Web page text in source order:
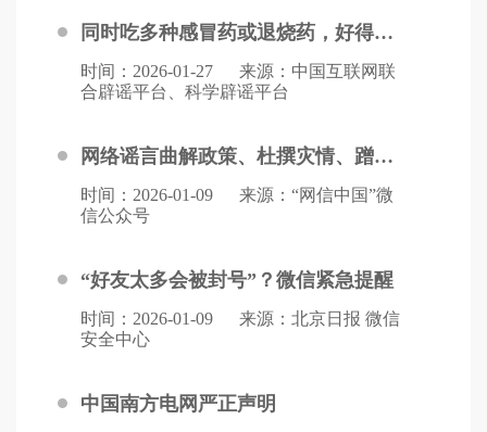
同时吃多种感冒药或退烧药，好得快？长期吃降压药会伤肾？2025年12月科学领域流言榜→
时间：2026-01-27
来源：中国互联网联
合辟谣平台、科学辟谣平台
网络谣言曲解政策、杜撰灾情、蹭炒民生热点 多部门联动辟谣护清朗
时间：2026-01-09
来源：“网信中国”微
信公众号
“好友太多会被封号”？微信紧急提醒
时间：2026-01-09
来源：北京日报 微信
安全中心
中国南方电网严正声明